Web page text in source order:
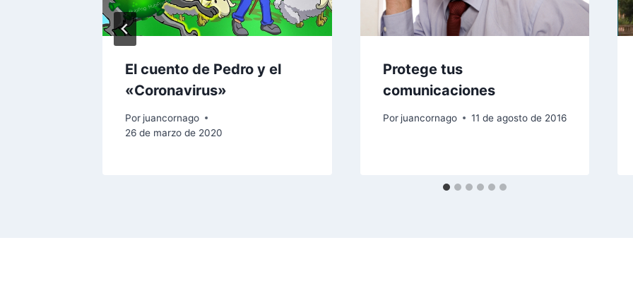
El cuento de Pedro y el
«Coronavirus»
Por juancornago
26 de marzo de 2020
Protege tus
comunicaciones
Por juancornago 11 de agosto de 2016